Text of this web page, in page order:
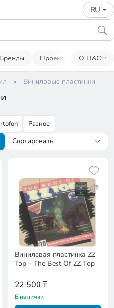
RU
Бренды Проекторы О НАС
Виниловые пластинки
Разное
Сортировать
Виниловая пластинка ZZ
Top – The Best Of ZZ Top
22 500 ₸
В наличии